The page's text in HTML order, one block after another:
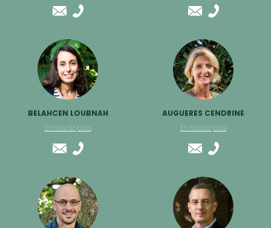
BELAHCEN LOUBNAH
En savoir plus
AUGUERES CENDRINE
En savoir plus